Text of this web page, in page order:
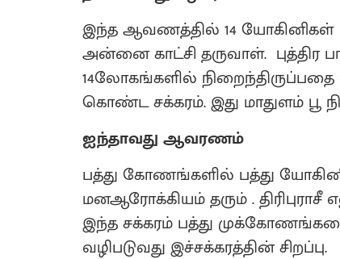
இந்த ஆவணத்தில் 14 யோகினிகள்
அன்னை காட்சி தருவாள்.
14லோகங்களில்
கொண்ட சக்கரம். இது மாதுளம் பூ
ஐந்தாவது ஆவரணம்
பத்து கோணங்களில் பத்து
மனஆரோக்கியம் தரும்‌ .
இந்த சக்கரம் பத்து
வழிபடுவது இச்சக்கரத்தின் சிறப்பு.